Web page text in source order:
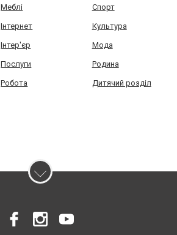
Меблі Спорт
Інтернет Культура
Інтер'єр Мода
Послуги Родина
Робота Дитячий розділ